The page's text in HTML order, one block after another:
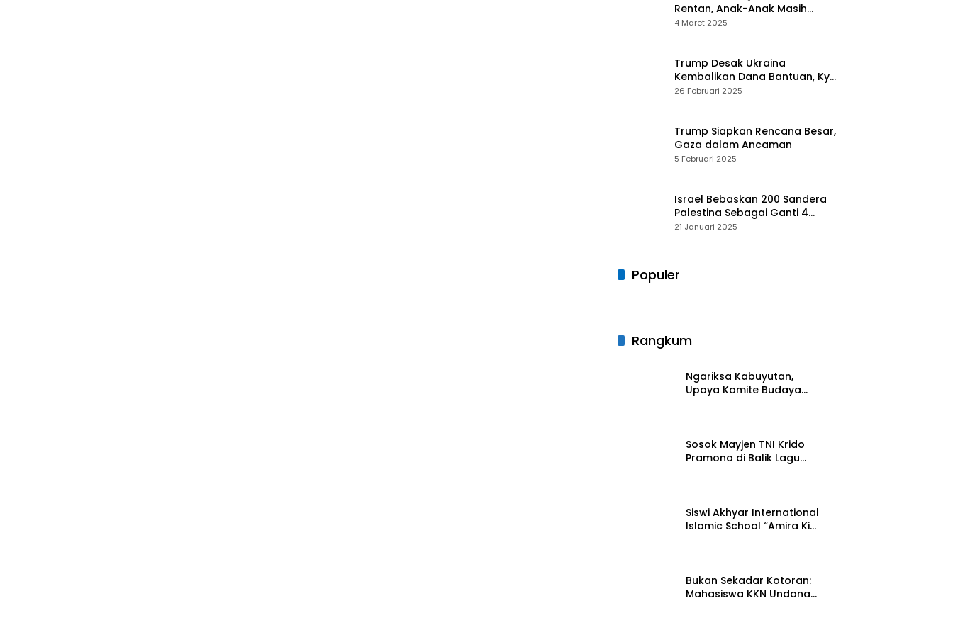
Rentan, Anak-Anak Masih
Menderita
4 Maret 2025
Trump Desak Ukraina
Kembalikan Dana Bantuan, Kyiv
Menolak
26 Februari 2025
Trump Siapkan Rencana Besar,
Gaza dalam Ancaman
5 Februari 2025
Israel Bebaskan 200 Sandera
Palestina Sebagai Ganti 4
Tentara Wanita
21 Januari 2025
Populer
Rangkum
Ngariksa Kabuyutan,
Upaya Komite Budaya
Sosok Mayjen TNI Krido
Pramono di Balik Lagu
Siswi Akhyar International
Islamic School “Amira Kim”
Bukan Sekadar Kotoran:
Mahasiswa KKN Undana